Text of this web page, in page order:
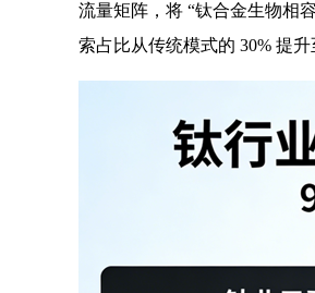
流量矩阵，将 “钛合金生物相
索占比从传统模式的 30% 提升